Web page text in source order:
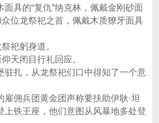
具的“复仇”纳克林，佩戴金刚砂面
众位龙祭祀之首，佩戴木质獠牙面具
祀躬身道。
天闭目行礼回应。
扎，从龙祭祀们口中得知了一个意
佣兵团黄金团声称要扶助伊耿·坦
上铁王座，他们意图从风暴地多处登